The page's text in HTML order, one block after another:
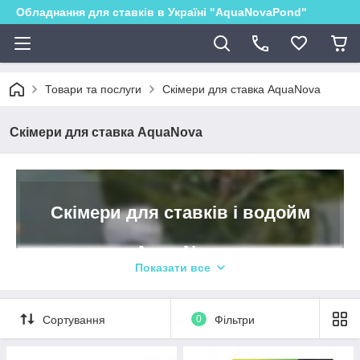
Обладнання для ставків в Україні "AquaNovaPond"
Товари та послуги Скімери для ставка AquaNova
Скімери для ставка AquaNova
Скімери для ставків і водойм
Aqua Nova
Скімери для водойм необхідні для видалення
забруднень з поверхні води і сміття, такого як гілки,
опале листя, залишки корму для риб і так далі. Всі
Показати все
Сортування 0 Фільтри